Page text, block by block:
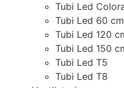
Tubi Led
Tubi Led 60 cm
Tubi Led 120
Tubi Led 150
Tubi Led T5
Tubi Led T8